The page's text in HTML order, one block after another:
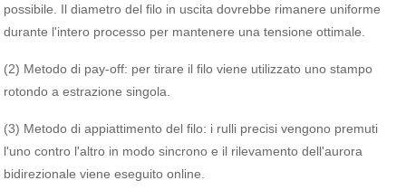
possibile. Il diametro del filo in uscita dovrebbe rimanere uniforme
durante l'intero processo per mantenere una tensione ottimale.
(2) Metodo di pay-off: per tirare il filo viene utilizzato uno stampo
rotondo a estrazione singola.
(3) Metodo di appiattimento del filo: i rulli precisi vengono premuti
l'uno contro l'altro in modo sincrono e il rilevamento dell'aurora
bidirezionale viene eseguito online.